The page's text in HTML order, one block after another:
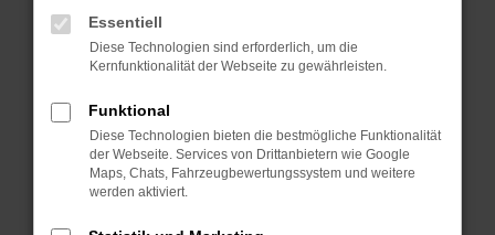
Prüfe deine Browsererweiterungen.
Manche Erweiterungen, wie Werbeblocker,
können das Laden bestimmter Seiten
anderen Browser oder in einem privaten
Fenster?
Starte dein Gerät neu.
Essentiell
Diese Technologien sind erforderlich, um die
Kernfunktionalität der Webseite zu gewährleisten.
Funktional
Diese Technologien bieten die bestmögliche Funktionalität
der Webseite. Services von Drittanbietern wie Google
Maps, Chats, Fahrzeugbewertungssystem und weitere
werden aktiviert.